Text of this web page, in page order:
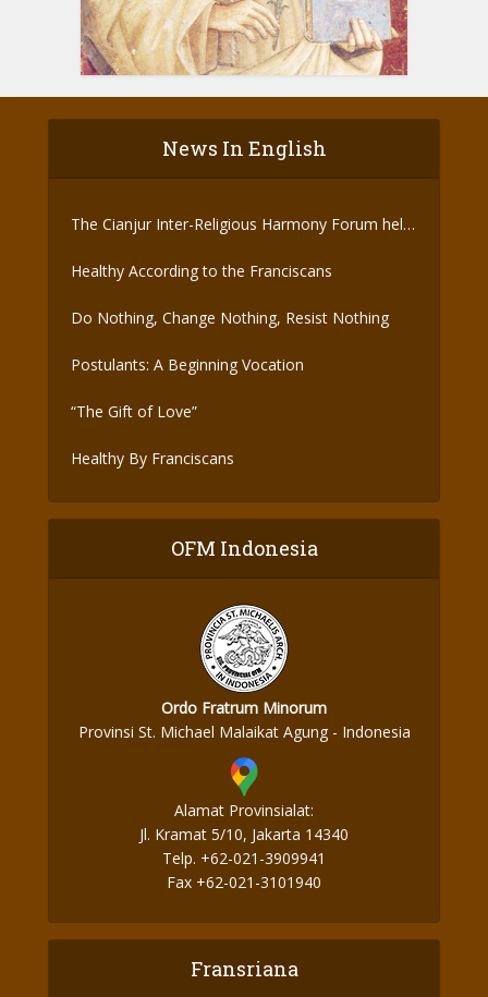
News In English
The Cianjur Inter-Religious Harmony Forum held
Healthy According to the Franciscans
Do Nothing, Change Nothing, Resist Nothing
Postulants: A Beginning Vocation
“The Gift of Love”
Healthy By Franciscans
OFM Indonesia
Ordo Fratrum Minorum
Provinsi St. Michael Malaikat Agung - Indonesia
Alamat Provinsialat:
Jl. Kramat 5/10, Jakarta 14340
Telp. +62-021-3909941
Fax +62-021-3101940
Fransriana